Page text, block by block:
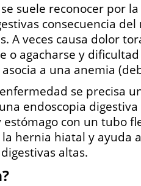
suele reconocer por
consecuencia
A veces causa dolor
o agacharse y
a una anemia
se precisa
endoscopia
estómago con un tubo
hernia hiatal y ayuda
altas.